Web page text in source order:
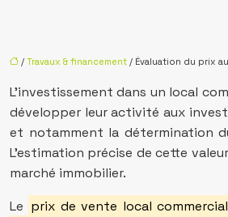
/ Travaux & financement / Évaluation du prix
L’investissement dans un local
développer leur activité aux
et notamment la détermination
L’estimation précise de cette
marché immobilier.
Le prix de vente local